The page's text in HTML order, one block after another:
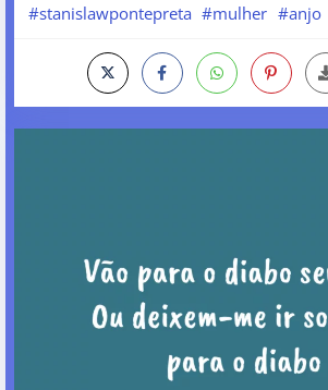
#stanislawpontepreta #mulher #anjo